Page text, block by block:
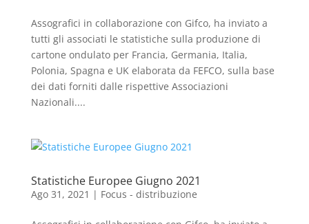
Assografici in collaborazione con Gifco, ha inviato a
tutti gli associati le statistiche sulla produzione di
cartone ondulato per Francia, Germania, Italia,
Polonia, Spagna e UK elaborata da FEFCO, sulla base
dei dati forniti dalle rispettive Associazioni
Nazionali....
Statistiche Europee Giugno 2021
Ago 31, 2021 | Focus - distribuzione